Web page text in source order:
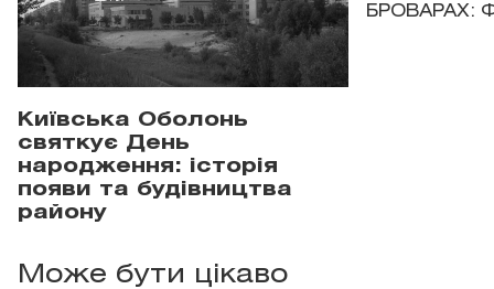
Київська Оболонь
святкує День
народження: історія
появи та будівництва
району
БРОВАРАХ:
Може бути цікаво